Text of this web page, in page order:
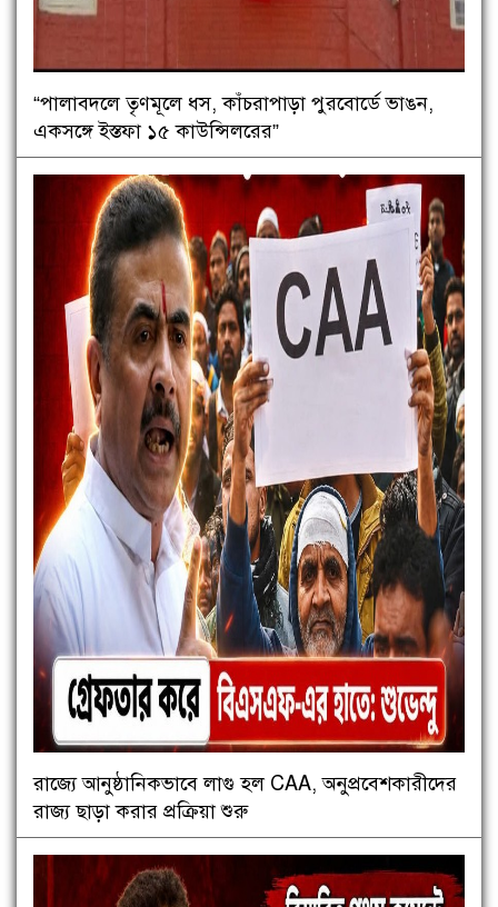
“পালাবদলে তৃণমূলে ধস, কাঁচরাপাড়া পুরবোর্ডে ভাঙন,
একসঙ্গে ইস্তফা ১৫ কাউন্সিলরের”
রাজ্যে আনুষ্ঠানিকভাবে লাগু হল CAA, অনুপ্রবেশকারীদের
রাজ্য ছাড়া করার প্রক্রিয়া শুরু